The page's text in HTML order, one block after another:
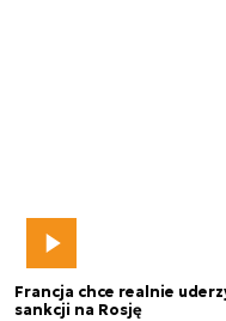
Francja chce realnie
sankcji na Rosję